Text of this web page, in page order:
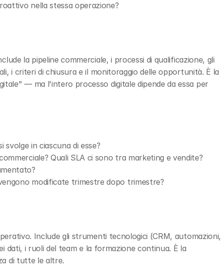
nella stessa operazione?
la pipeline commerciale, i processi di qualificazione, gli
i criteri di chiusura e il monitoraggio delle opportunità. È la
— ma l'intero processo digitale dipende da essa per
in ciascuna di esse?
Quali SLA ci sono tra marketing e vendite?
modificate trimestre dopo trimestre?
Include gli strumenti tecnologici (CRM, automazioni,
dati, i ruoli del team e la formazione continua. È la
di tutte le altre.